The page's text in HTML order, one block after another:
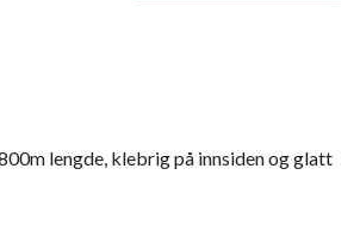
lengde, klebrig på innsiden og glatt